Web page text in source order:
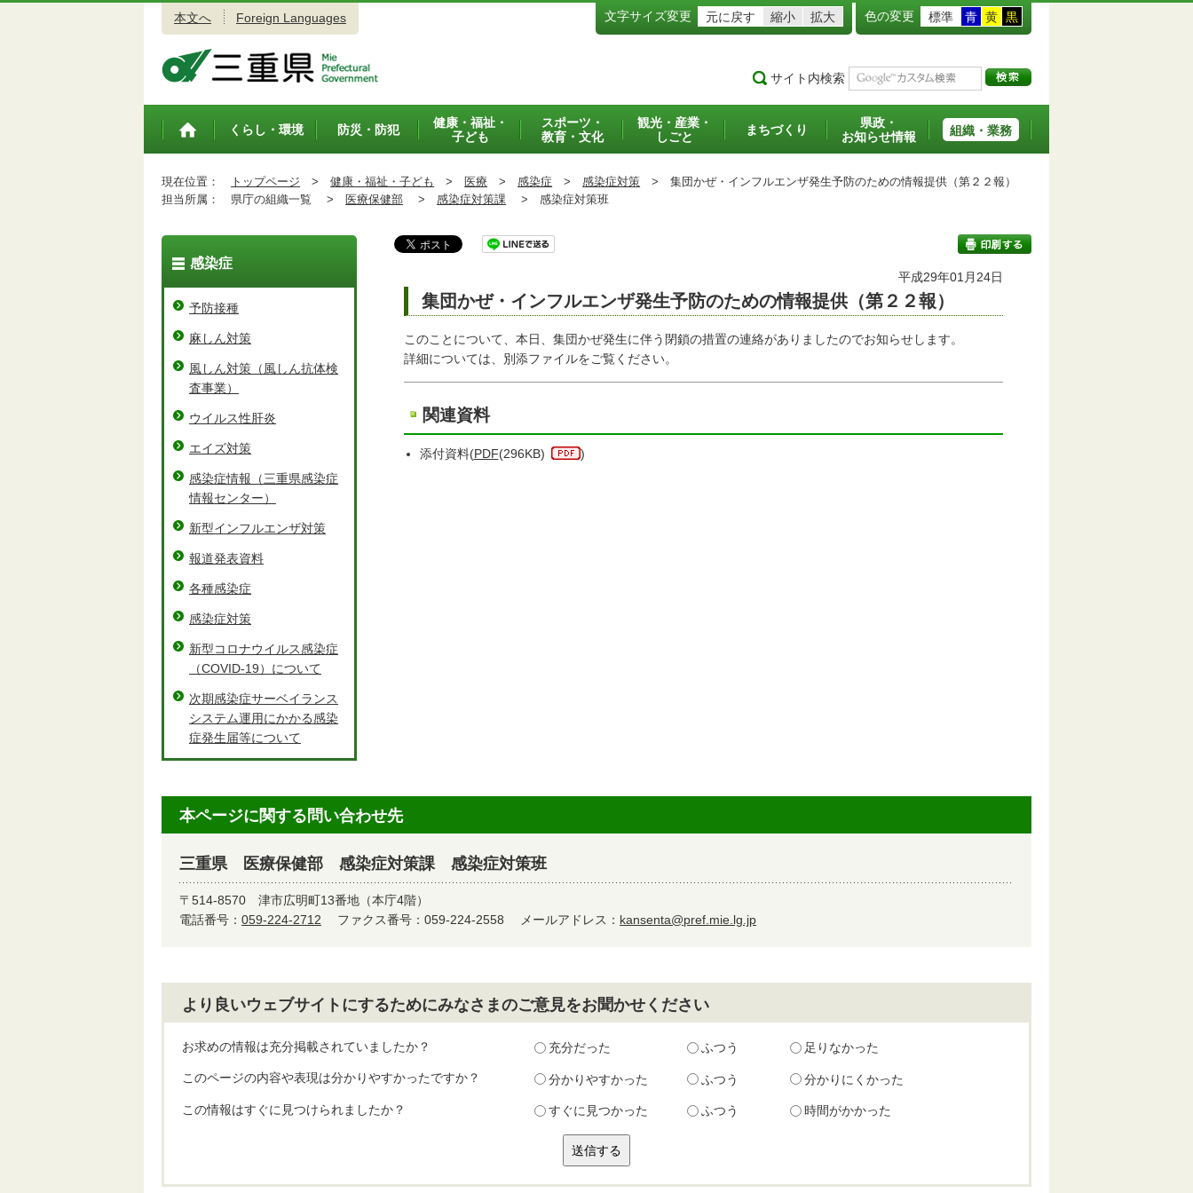
本文へ Foreign Languages 文字サイズ変更 元に戻す 縮小 拡大 色の変更 標準 青 黄 黒
サイト内検索
トップペ
くらし・環境 防災・防犯
健康・福祉・
子ども
スポーツ・
教育・文化
観光・産業・
しごと
まちづくり
県政・
お知らせ情報
組織・業務
現在位置： トップページ > 健康・福祉・子ども > 医療 > 感染症 > 感染症対策 > 集団かぜ・インフルエンザ発生予防のための情報提供（第２２報）
担当所属：
県庁の組織一覧 > 医療保健部 > 感染症対策課 > 感染症対策班
印刷する
平成29年01月24日
集団かぜ・インフルエンザ発生予防のための情報提供（第２２報）
このことについて、本日、集団かぜ発生に伴う閉鎖の措置の連絡がありましたのでお知らせします。
詳細については、別添ファイルをご覧ください。
関連資料
添付資料(PDF(296KB) )
感染症
予防接種
麻しん対策
風しん対策（風しん抗体検
査事業）
ウイルス性肝炎
エイズ対策
感染症情報（三重県感染症
情報センター）
新型インフルエンザ対策
報道発表資料
各種感染症
感染症対策
新型コロナウイルス感染症
（COVID-19）について
次期感染症サーベイランス
システム運用にかかる感染
症発生届等について
本ページに関する問い合わせ先
三重県 医療保健部 感染症対策課 感染症対策班
〒514-8570 津市広明町13番地（本庁4階）
電話番号： 059-224-2712 ファクス番号：059-224-2558 メールアドレス： kansenta@pref.mie.lg.jp
より良いウェブサイトにするためにみなさまのご意見をお聞かせください
お求めの情報は充分掲載されていましたか？ 充分だった ふつう 足りなかった
このページの内容や表現は分かりやすかったですか？ 分かりやすかった ふつう 分かりにくかった
この情報はすぐに見つけられましたか？ すぐに見つかった ふつう 時間がかかった